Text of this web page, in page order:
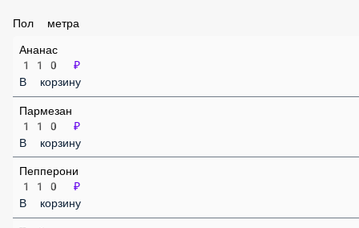
Пол метра
Ананас
110 ₽
В корзину
Пармезан
110 ₽
В корзину
Пепперони
110 ₽